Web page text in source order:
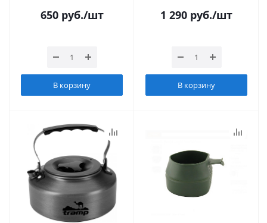
650руб./шт
В корзину
1 290 руб./шт
В корзину